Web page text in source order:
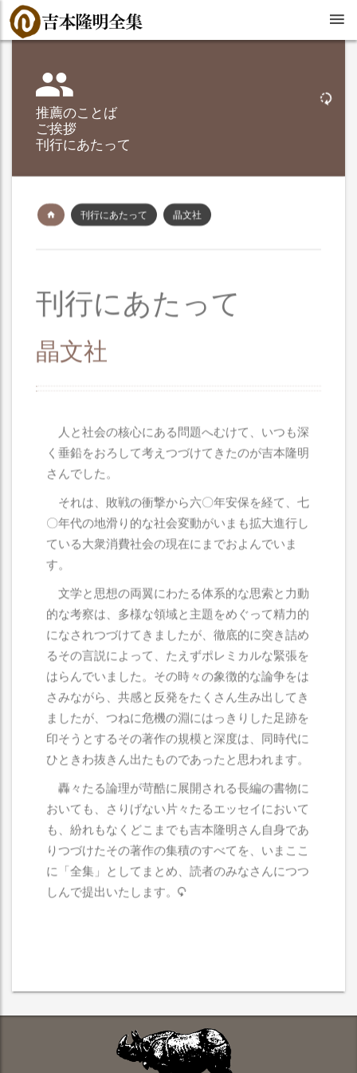
推薦のことば
ご挨拶
刊行にあたって
刊行にあたって 晶文社
刊行にあたって
晶文社
人と社会の核心にある問題へむけて、いつも深
く垂鉛をおろして考えつづけてきたのが吉本隆明
さんでした。
それは、敗戦の衝撃から六〇年安保を経て、七
〇年代の地滑り的な社会変動がいまも拡大進行し
ている大衆消費社会の現在にまでおよんでいま
す。
文学と思想の両翼にわたる体系的な思索と力動
的な考察は、多様な領域と主題をめぐって精力的
になされつづけてきましたが、徹底的に突き詰め
るその言説によって、たえずポレミカルな緊張を
はらんでいました。その時々の象徴的な論争をは
さみながら、共感と反発をたくさん生み出してき
ましたが、つねに危機の淵にはっきりした足跡を
印そうとするその著作の規模と深度は、同時代に
ひときわ抜きん出たものであったと思われます。
轟々たる論理が苛酷に展開される長編の書物に
おいても、さりげない片々たるエッセイにおいて
も、紛れもなくどこまでも吉本隆明さん自身であ
りつづけたその著作の集積のすべてを、いまここ
に「全集」としてまとめ、読者のみなさんにつつ
しんで提出いたします。